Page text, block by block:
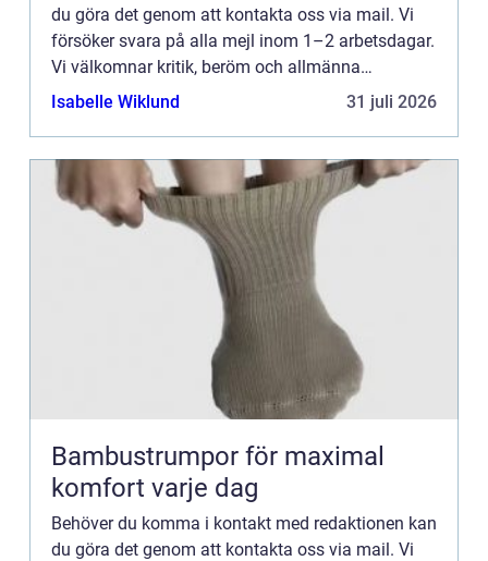
du göra det genom att kontakta oss via mail. Vi
försöker svara på alla mejl inom 1–2 arbetsdagar.
Vi välkomnar kritik, beröm och allmänna
kommentarer till innehållet på vår sida.
Isabelle Wiklund 31 juli 2026
Bambustrumpor för maximal
komfort varje dag
Behöver du komma i kontakt med redaktionen kan
du göra det genom att kontakta oss via mail. Vi